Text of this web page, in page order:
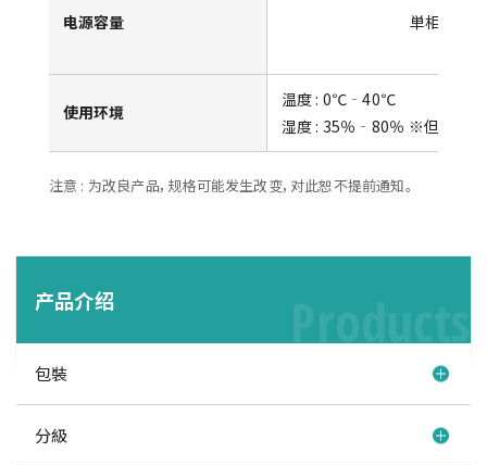
电源容量 単相200V
使用环境
温度 : 0℃‐40℃
湿度 : 35％‐80％ ※但是不
注意 : 为改良产品，规格可能发生改变，对此恕不提前通知。
产品介绍
包裝
分級